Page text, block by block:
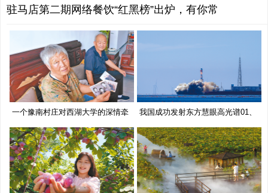
驻马店第二期网络餐饮“红黑榜”出炉，有你常
一个豫南村庄对西湖大学的深情牵
挂
我国成功发射东方慧眼高光谱01、
02